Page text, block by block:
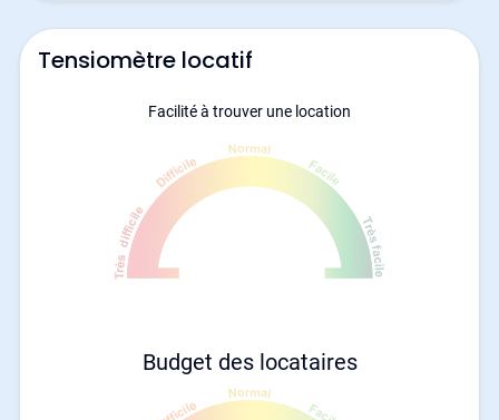
Tensiomètre locatif
Facilité à trouver une location
Budget des locataires